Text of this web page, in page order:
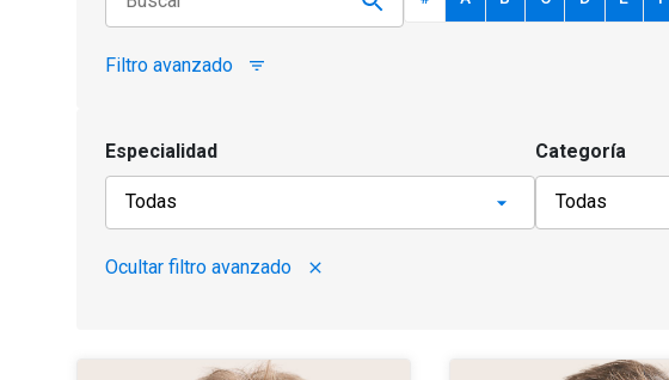
Filtro avanzado filter_list
Especialidad
Ocultar filtro avanzado close
Categoría